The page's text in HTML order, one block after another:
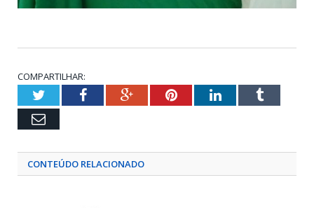
COMPARTILHAR:
TwitterFacebookGoogle+PinterestLinkedInTumblr
Email
CONTEÚDO RELACIONADO